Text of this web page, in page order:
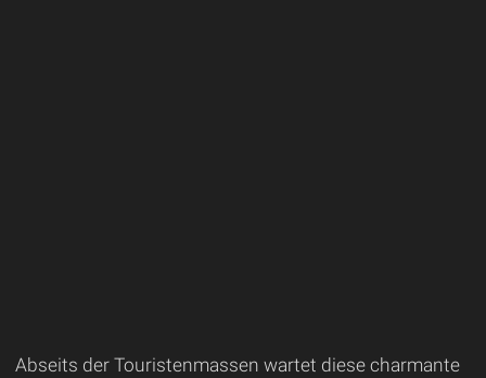
Abseits der Touristenmassen wartet diese charmante